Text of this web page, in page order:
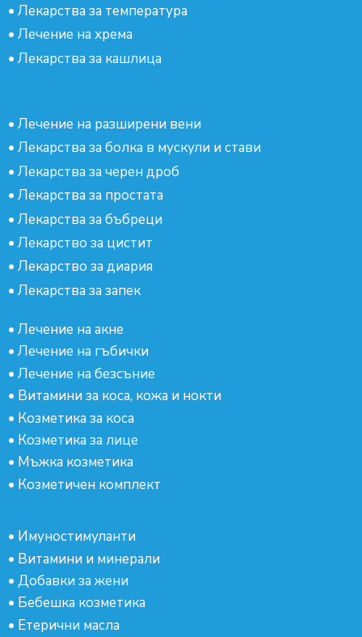
• Лекарства за температура
• Лечение на хрема
• Лекарства за кашлица
• Лечение на разширени вени
• Лекарства за болка в мускули и стави
• Лекарства за черен дроб
• Лекарства за простата
• Лекарства за бъбреци
• Лекарство за цистит
• Лекарство за диария
• Лекарства за запек
• Лечение на акне
• Лечение на гъбички
• Лечение на безсъние
• Витамини за коса, кожа и нокти
• Козметика за коса
• Козметика за лице
• Мъжка козметика
• Козметичен комплект
• Имуностимуланти
• Витамини и минерали
• Добавки за жени
• Бебешка козметика
• Етерични масла